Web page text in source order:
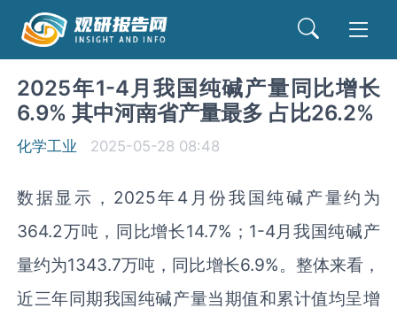
2025年1-4月我国纯碱产量同比增长
6.9% 其中河南省产量最多 占比26.2%
化学工业 2025-05-28 08:48
数据显示，2025年4月份我国纯碱产量约为
364.2万吨，同比增长14.7%；1-4月我国纯碱产
量约为1343.7万吨，同比增长6.9%。整体来看，
近三年同期我国纯碱产量当期值和累计值均呈增